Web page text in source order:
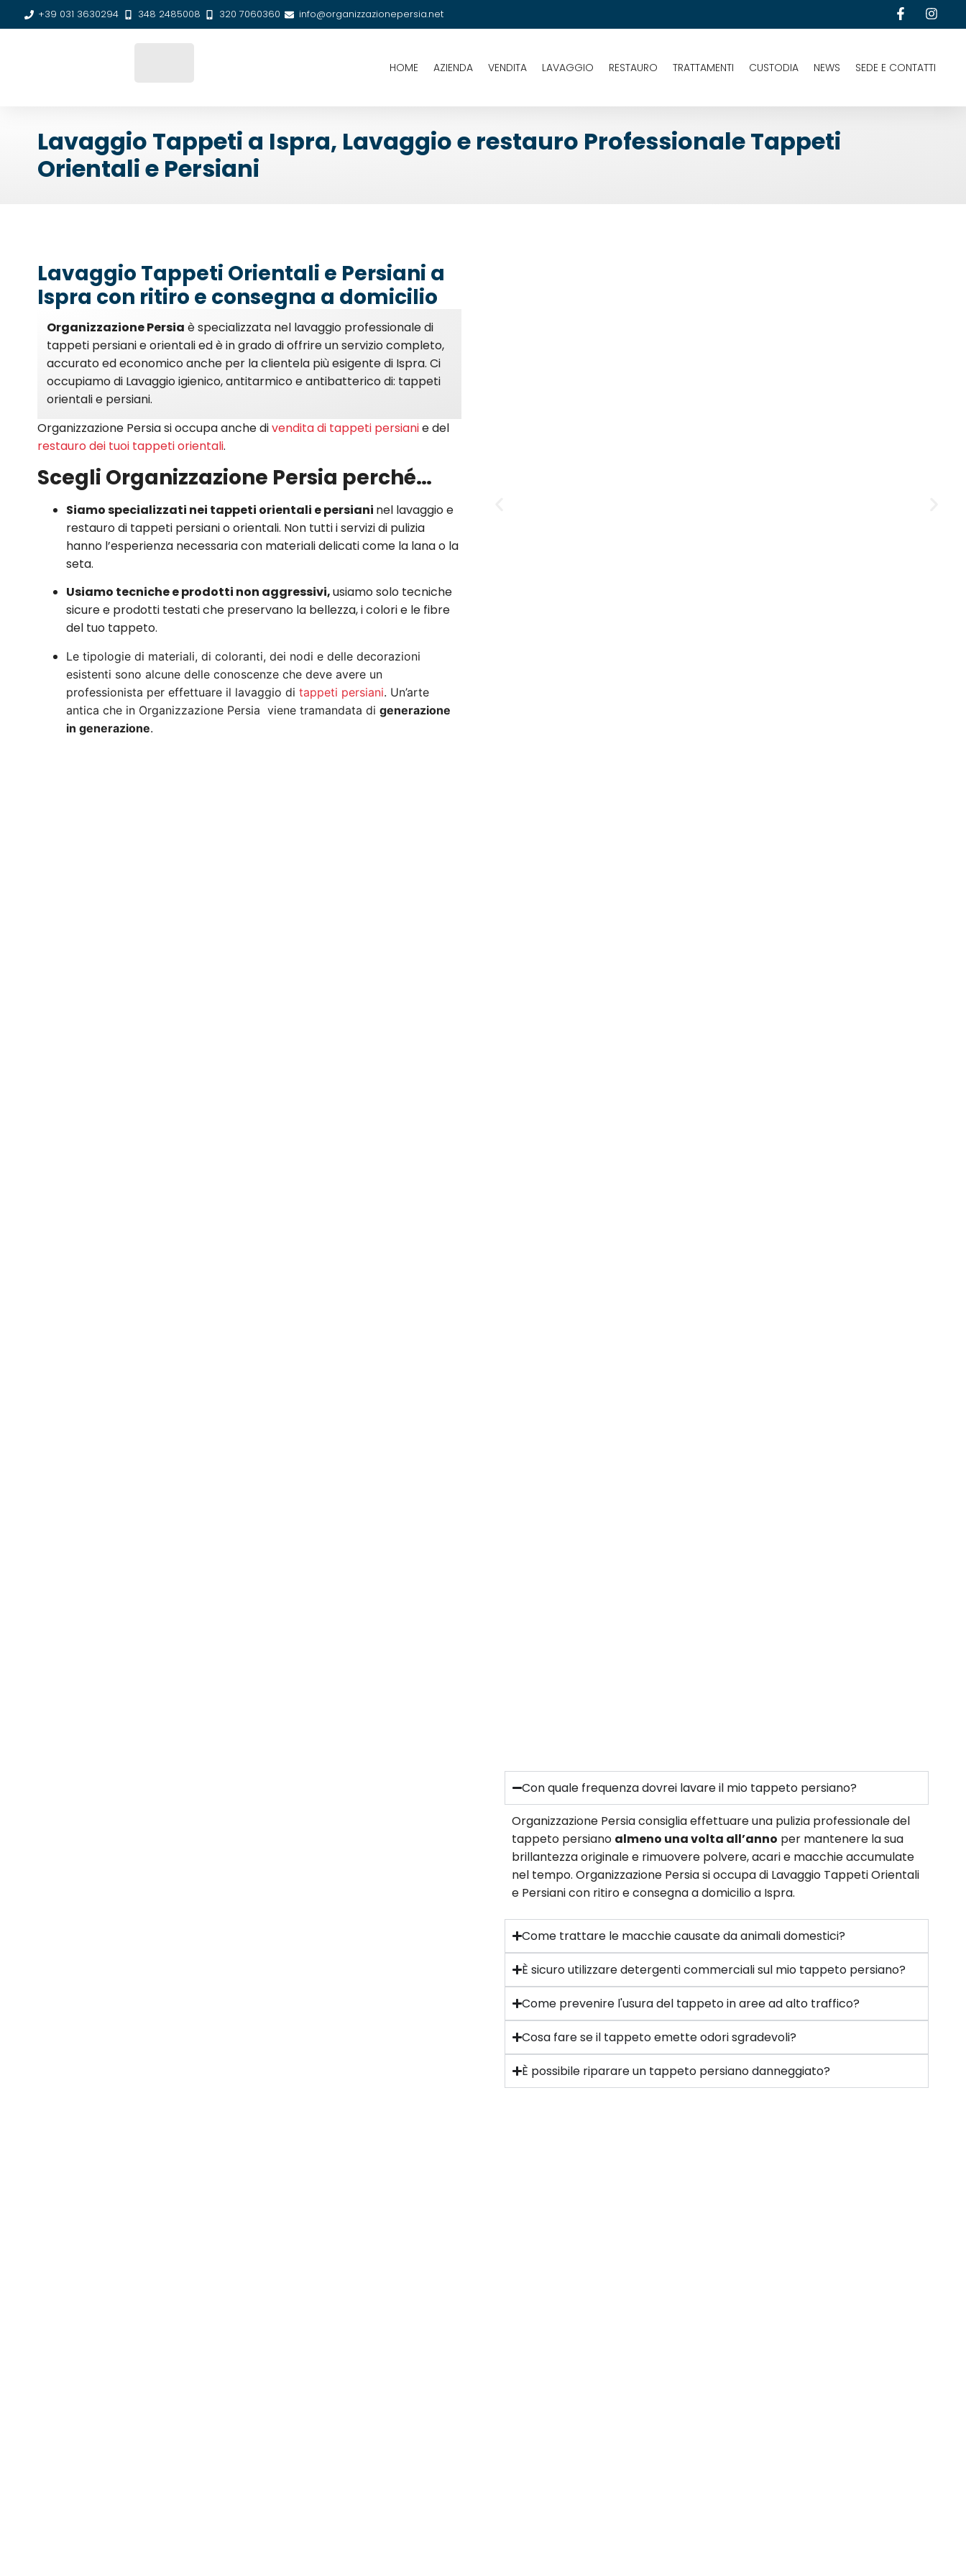
+39 031 3630294 348 2485008 320 7060360 info@organizzazionepersia.net
HOME AZIENDA VENDITA LAVAGGIO RESTAURO TRATTAMENTI CUSTODIA NEWS SEDE E CONTATTI
Lavaggio Tappeti a Ispra, Lavaggio e restauro Professionale Tappeti
Orientali e Persiani
Lavaggio Tappeti Orientali e Persiani a
Ispra con ritiro e consegna a domicilio
Organizzazione Persia è specializzata nel lavaggio professionale di
tappeti persiani e orientali ed è in grado di offrire un servizio completo,
accurato ed economico anche per la clientela più esigente di Ispra. Ci
occupiamo di Lavaggio igienico, antitarmico e antibatterico di: tappeti
orientali e persiani.
Organizzazione Persia si occupa anche divendita di tappeti persianie del
restauro dei tuoi tappeti orientali.
Scegli Organizzazione Persia perché…
Siamo specializzati nei tappeti orientali e persiani nel lavaggio e
restauro di tappeti persiani o orientali. Non tutti i servizi di pulizia
hanno l’esperienza necessaria con materiali delicati come la lana o la
seta.
Usiamo tecniche e prodotti non aggressivi,usiamo solo tecniche
sicure e prodotti testati che preservano la bellezza, i colori e le fibre
del tuo tappeto.
Le tipologie di materiali, di coloranti, dei nodi e delle decorazioni
esistenti sono alcune delle conoscenze che deve avere un
professionista per effettuare il lavaggio di tappeti persiani. Un’arte
antica che in Organizzazione Persia viene tramandata di generazione
in generazione.
Con quale frequenza dovrei lavare il mio tappeto persiano?
Organizzazione Persia consiglia effettuare una pulizia professionale del
tappeto persiano almeno una volta all’anno per mantenere la sua
brillantezza originale e rimuovere polvere, acari e macchie accumulate
nel tempo. Organizzazione Persia si occupa di Lavaggio Tappeti Orientali
e Persiani con ritiro e consegna a domicilio a Ispra.
Come trattare le macchie causate da animali domestici?
È sicuro utilizzare detergenti commerciali sul mio tappeto persiano?
Come prevenire l'usura del tappeto in aree ad alto traffico?
Cosa fare se il tappeto emette odori sgradevoli?
È possibile riparare un tappeto persiano danneggiato?